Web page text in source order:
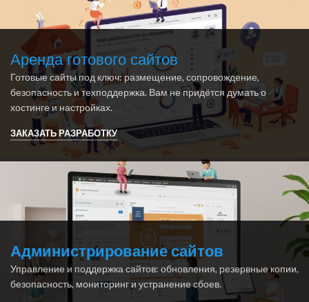
Аренда готового сайтов
Готовые сайты под ключ: размещение, сопровождение,
безопасность и техподдержка. Вам не придётся думать о
хостинге и настройках.
ЗАКАЗАТЬ РАЗРАБОТКУ
Администрирование сайтов
Управление и поддержка сайтов: обновления, резервные копии,
безопасность, мониторинг и устранение сбоев.